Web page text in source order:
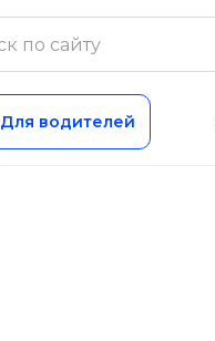
Для водителей